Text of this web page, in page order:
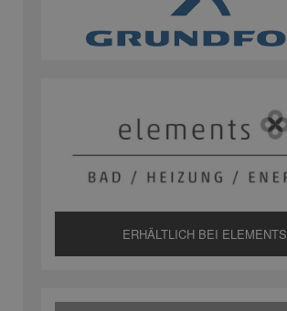
ERHÄLTLICH BEI ELEMENTS